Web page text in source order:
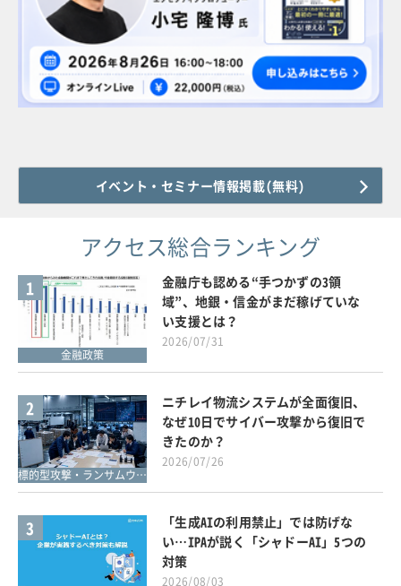
イベント・セミナー情報掲載(無料)
アクセス総合ランキング
1
金融政策
金融庁も認める“手つかずの3領
域”、地銀・信金がまだ稼げていな
い支援とは？
2026/07/31
2
標的型攻撃・ランサムウェア対策
ニチレイ物流システムが全面復旧、
なぜ10日でサイバー攻撃から復旧で
きたのか？
2026/07/26
3
「生成AIの利用禁止」では防げな
い…IPAが説く「シャドーAI」5つの
対策
2026/08/03